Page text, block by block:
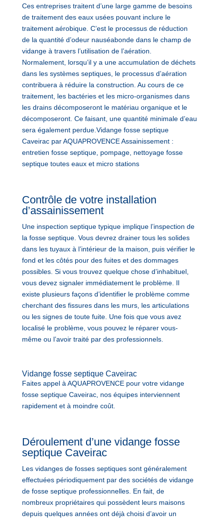
Ces entreprises traitent d’une large gamme de besoins
de traitement des eaux usées pouvant inclure le
traitement aérobique. C’est le processus de réduction
de la quantité d’odeur nauséabonde dans le champ de
vidange à travers l’utilisation de l’aération.
Normalement, lorsqu’il y a une accumulation de déchets
dans les systèmes septiques, le processus d’aération
contribuera à réduire la construction. Au cours de ce
traitement, les bactéries et les micro-organismes dans
les drains décomposeront le matériau organique et le
décomposeront. Ce faisant, une quantité minimale d’eau
sera également perdue.Vidange fosse septique
Caveirac par AQUAPROVENCE Assainissement :
entretien fosse septique, pompage, nettoyage fosse
septique toutes eaux et micro stations
Contrôle de votre installation
d’assainissement
Une inspection septique typique implique l’inspection de
la fosse septique. Vous devrez drainer tous les solides
dans les tuyaux à l’intérieur de la maison, puis vérifier le
fond et les côtés pour des fuites et des dommages
possibles. Si vous trouvez quelque chose d’inhabituel,
vous devez signaler immédiatement le problème. Il
existe plusieurs façons d’identifier le problème comme
cherchant des fissures dans les murs, les articulations
ou les signes de toute fuite. Une fois que vous avez
localisé le problème, vous pouvez le réparer vous-
même ou l’avoir traité par des professionnels.
Vidange fosse septique Caveirac
Faites appel à AQUAPROVENCE pour votre vidange
fosse septique Caveirac, nos équipes interviennent
rapidement et à moindre coût.
Déroulement d’une vidange fosse
septique Caveirac
Les vidanges de fosses septiques sont généralement
effectuées périodiquement par des sociétés de vidange
de fosse septique professionnelles. En fait, de
nombreux propriétaires qui possèdent leurs maisons
depuis quelques années ont déjà choisi d’avoir un